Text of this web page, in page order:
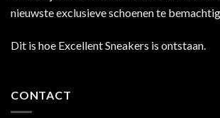
nieuwste exclusieve schoenen te
Dit is hoe Excellent Sneakers is ontstaan.
CONTACT